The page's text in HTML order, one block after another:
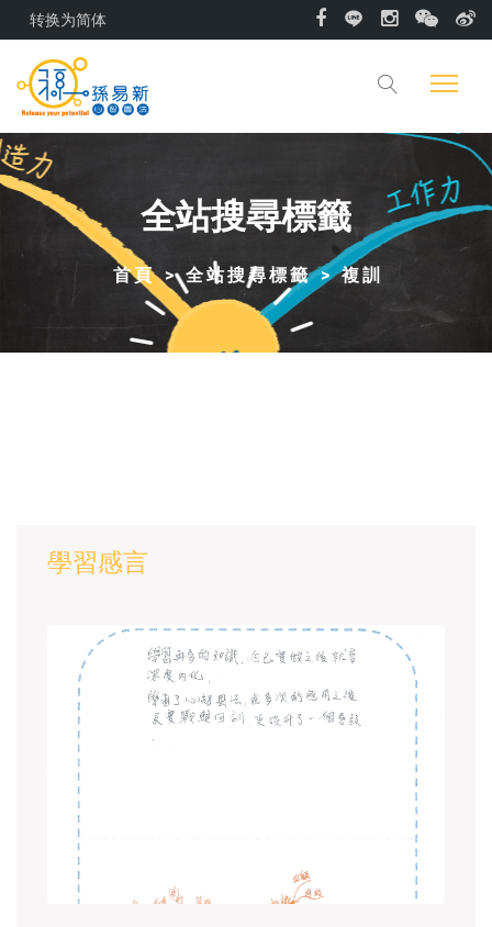
转换为简体
全站搜尋標籤
首頁 全站搜尋標籤 複訓
學習感言